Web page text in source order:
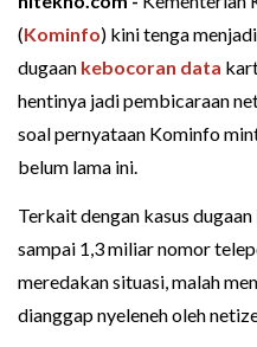
(Kominfo) kini tenga
dugaan kebocoran data
hentinya jadi pembicaraan
soal pernyataan Kominfo
belum lama ini.
Terkait dengan kasus
sampai 1,3 miliar nomor
meredakan situasi, malah
dianggap nyeleneh oleh